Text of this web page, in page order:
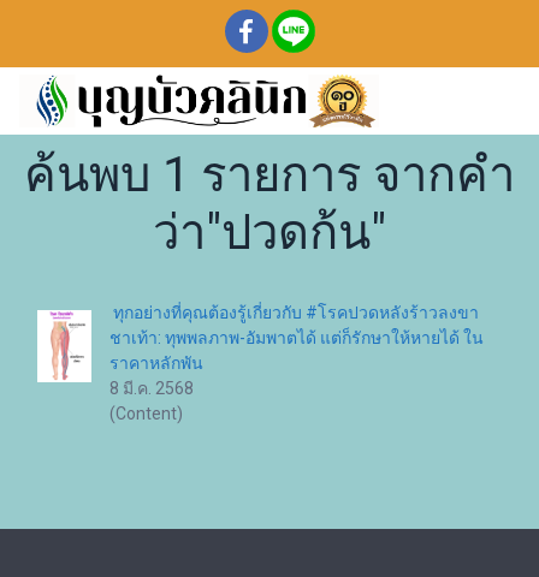
ค้นพบ 1 รายการ จากคำ
ว่า"ปวดก้น"
ทุกอย่างที่คุณต้องรู้เกี่ยวกับ #โรคปวดหลังร้าวลงขา
ชาเท้า: ทุพพลภาพ-อัมพาตได้ แต่ก็รักษาให้หายได้ ใน
ราคาหลักพัน
8 มี.ค. 2568
(Content)